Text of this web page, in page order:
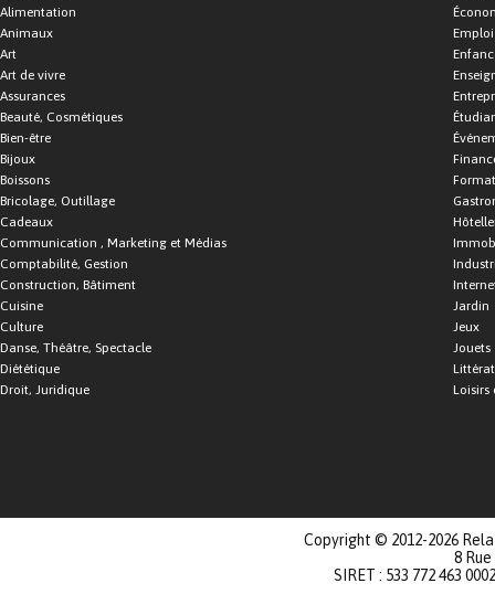
Alimentation
Animaux
Art
Art de vivre
Assurances
Beauté, Cosmétiques
Bien-être
Bijoux
Boissons
Bricolage, Outillage
Cadeaux
Communication , Marketing et Médias
Comptabilité, Gestion
Construction, Bâtiment
Cuisine
Culture
Danse, Théâtre, Spectacle
Diététique
Droit, Juridique
Emploi
Jardin
Jeux
Jouets
Loisirs
Copyright © 2012-2026
8
SIRET : 533 772 463